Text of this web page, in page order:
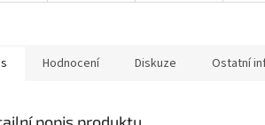
Hodnocení Diskuze Ostatní